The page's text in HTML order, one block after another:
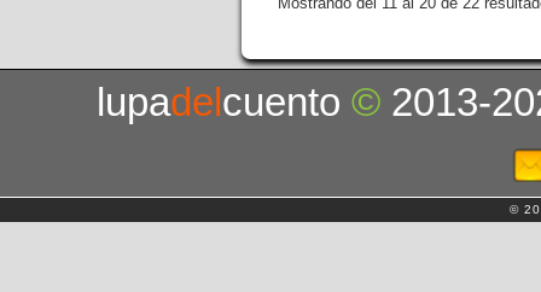
lupadelcuento© 2013-
©